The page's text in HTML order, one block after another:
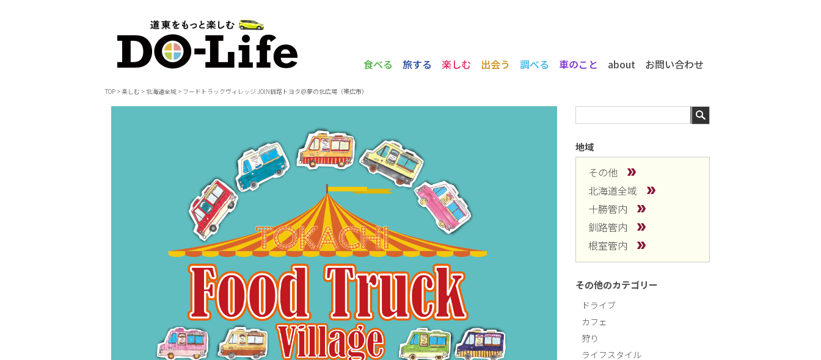
食べる 旅する 楽しむ 出会う 調べる 車のこと about お問い合わせ
TOP >楽しむ >北海道全域 > フードトラックヴィレッジ JOIN釧路トヨタ＠夢の北広場（帯広市）
地域
その他
北海道全域
十勝管内
釧路管内
根室管内
その他のカテゴリー
ドライブ
カフェ
狩り
ライフスタイル